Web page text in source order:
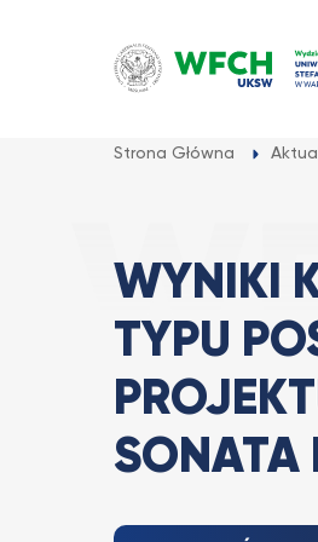
Strona Główna
WYNIKI
TYPU
SONATA